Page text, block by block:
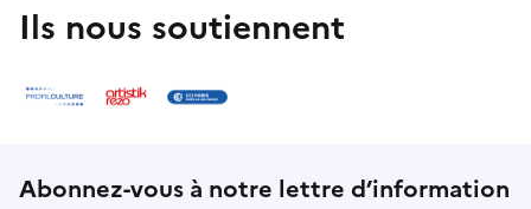
Ils nous soutiennent
Abonnez-vous à notre lettre d’information